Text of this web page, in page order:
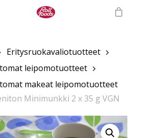
Eritysruokavaliotuotteet
leipomotuotteet
makeat leipomotuotteet
Minimunkki 2 x 35 g VGN